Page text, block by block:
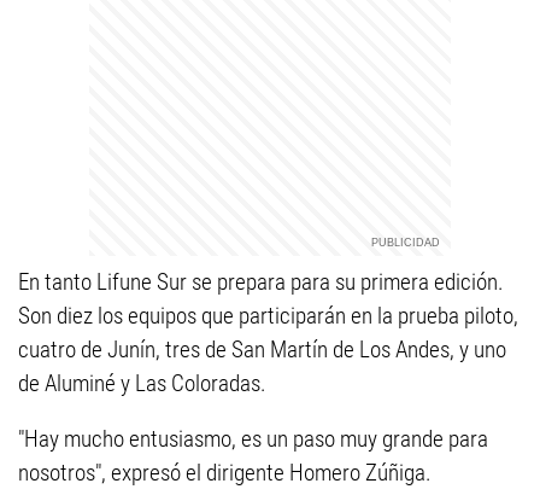
En tanto Lifune Sur se prepara para su primera edición.
Son diez los equipos que participarán en la prueba piloto,
cuatro de Junín, tres de San Martín de Los Andes, y uno
de Aluminé y Las Coloradas.
"Hay mucho entusiasmo, es un paso muy grande para
nosotros", expresó el dirigente Homero Zúñiga.